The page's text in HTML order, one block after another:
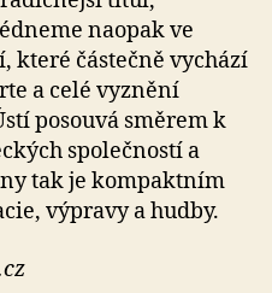
naopak ve
které částečně vychází
a celé vyznění
posouvá směrem k
společností a
tak je kompaktním
výpravy a hudby.